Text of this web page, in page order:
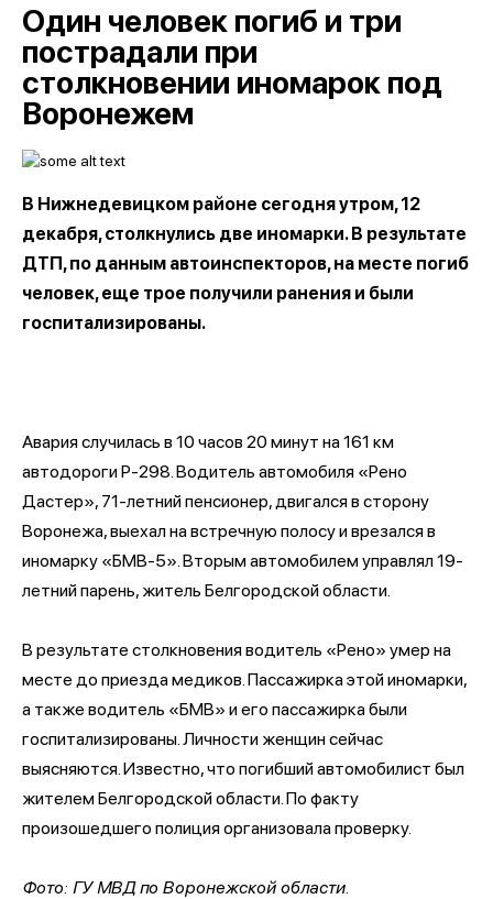
Один человек погиб и три
пострадали при
столкновении иномарок под
Воронежем
В Нижнедевицком районе сегодня утром, 12
декабря, столкнулись две иномарки. В результате
ДТП, по данным автоинспекторов, на месте погиб
человек, еще трое получили ранения и были
госпитализированы.
Авария случилась в 10 часов 20 минут на 161 км
автодороги Р-298. Водитель автомобиля «Рено
Дастер», 71-летний пенсионер, двигался в сторону
Воронежа, выехал на встречную полосу и врезался в
иномарку «БМВ-5». Вторым автомобилем управлял 19-
летний парень, житель Белгородской области.
В результате столкновения водитель «Рено» умер на
месте до приезда медиков. Пассажирка этой иномарки,
а также водитель «БМВ» и его пассажирка были
госпитализированы. Личности женщин сейчас
выясняются. Известно, что погибший автомобилист был
жителем Белгородской области. По факту
произошедшего полиция организовала проверку.
Фото: ГУ МВД по Воронежской области.